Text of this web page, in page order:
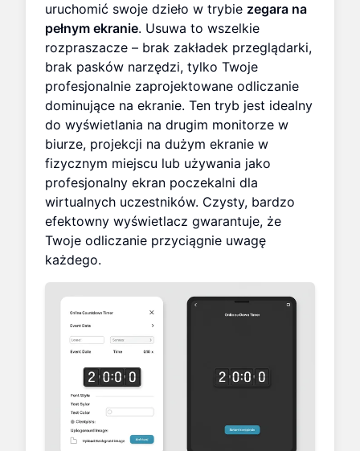
uruchomić swoje dzieło w trybie zegara na
pełnym ekranie. Usuwa to wszelkie
rozpraszacze – brak zakładek przeglądarki,
brak pasków narzędzi, tylko Twoje
profesjonalnie zaprojektowane odliczanie
dominujące na ekranie. Ten tryb jest idealny
do wyświetlania na drugim monitorze w
biurze, projekcji na dużym ekranie w
fizycznym miejscu lub używania jako
profesjonalny ekran poczekalni dla
wirtualnych uczestników. Czysty, bardzo
efektowny wyświetlacz gwarantuje, że
Twoje odliczanie przyciągnie uwagę
każdego.